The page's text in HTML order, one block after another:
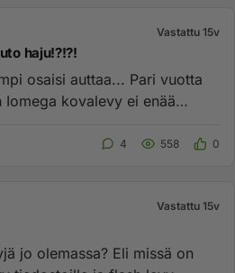
Vastattu 15v
haju!?!?!
osaisi auttaa... Pari vuotta
kovalevy ei enää
4 558 0
Vastattu 15v
jo olemassa? Eli missä on